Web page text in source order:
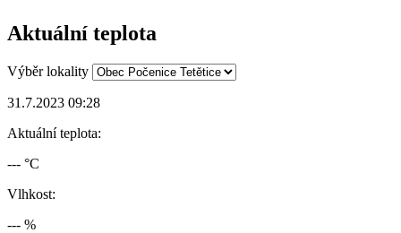
Aktuální teplota
Výběr lokality
31.7.2023 09:28
Aktuální teplota:
--- °C
Vlhkost:
--- %